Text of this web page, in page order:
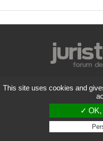
Politique
Conditions
Liste
This site uses cookies and
✓ OK,